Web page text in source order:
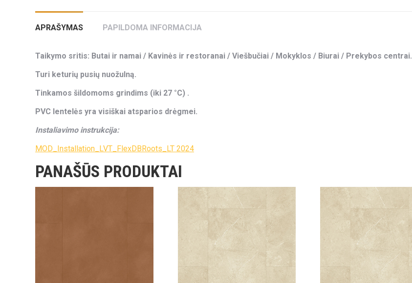
APRAŠYMAS PAPILDOMA INFORMACIJA
Taikymo sritis: Butai ir namai / Kavinės ir restoranai / Viešbučiai / Mokyklos / Biurai / Prekybos centrai.
Turi keturių pusių nuožulną.
Tinkamos šildomoms grindims (iki 27 °C) .
PVC lentelės yra visiškai atsparios drėgmei.
Instaliavimo instrukcija:
MOD_Installation_LVT_FlexDBRoots_LT 2024
PANAŠŪS PRODUKTAI